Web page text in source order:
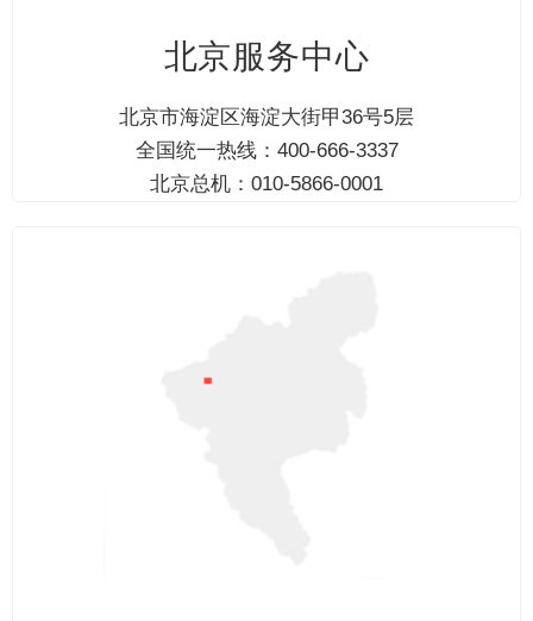
北京服务中心
北京市海淀区海淀大街甲36号5层
全国统一热线：400-666-3337
北京总机：010-5866-0001